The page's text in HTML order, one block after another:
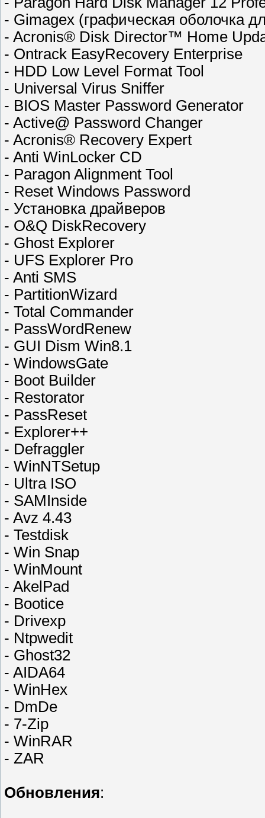
- Gimagex (графическая оболочка
- Acronis® Disk Director™ Home
- Ontrack EasyRecovery Enterprise
- HDD Low Level Format Tool
- Universal Virus Sniffer
- BIOS Master Password Generator
- Active@ Password Changer
- Acronis® Recovery Expert
- Anti WinLocker CD
- Paragon Alignment Tool
- Reset Windows Password
- Установка драйверов
- O&Q DiskRecovery
- Ghost Explorer
- UFS Explorer Pro
- Anti SMS
- PartitionWizard
- Total Commander
- PassWordRenew
- GUI Dism Win8.1
- WindowsGate
- Boot Builder
- Restorator
- PassReset
- Explorer++
- Defraggler
- WinNTSetup
- Ultra ISO
- SAMInside
- Avz 4.43
- Testdisk
- Win Snap
- WinMount
- AkelPad
- Bootice
- Drivexp
- Ntpwedit
- Ghost32
- AIDA64
- WinHex
- DmDe
- 7-Zip
- WinRAR
- ZAR
Обновления: